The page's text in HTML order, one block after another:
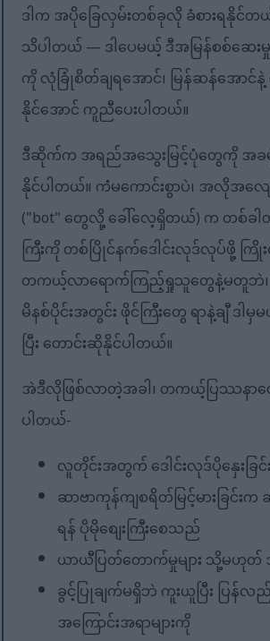
ဒါက အပိုခြေလှမ်းတစ်ခုလို ခံစားရနိုင်
သိပါတယ် — ဒါပေမယ့် ဒီအမြန်စစ်ဆ
ကို လုံခြုံစိတ်ချရအောင်၊ မြန်ဆန်အောင်
နိုင်အောင် ကူညီပေးပါတယ်။
ဒီဆိုက်က အရည်အသွေးမြင့်ပုံတွေကို အခ
နိုင်ပါတယ်။ ကံမကောင်းစွာပဲ၊ အလိုအလ
("bot" တွေလို့ ခေါ်လေ့ရှိတယ်) က တစ်ခါတ
ကြီးကို တစ်ပြိုင်နက်ဒေါင်းလုဒ်လုပ်ဖို့ ကြို
တကယ့်လာရောက်ကြည့်ရှုသူတွေနဲ့မတူဘဲ၊
မိနစ်ပိုင်းအတွင်း ဖိုင်ကြီးတွေ ရာနဲ့ချီ ဒါ
ပြီး တောင်းဆိုနိုင်ပါတယ်။
အဲဒီလိုဖြစ်လာတဲ့အခါ၊ တကယ့်ပြဿနာတွ
ပါတယ်-
လူတိုင်းအတွက် ဒေါင်းလုဒ်ပိုနှေးခြင်း
ဆာဗာကုန်ကျစရိတ်မြင့်မားခြ
ရန် ပိုမိုစျေးကြီးစေသည်
ယာယီပြတ်တောက်မှုများ သို့မဟုတ် အ
ခွင့်ပြုချက်မရှိဘဲ ကူးယူပြီး ပြန်
အကြောင်းအရာများကို